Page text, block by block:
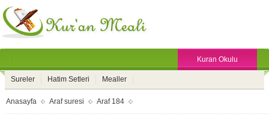
Kuran Okulu
Sureler Hatim Setleri Mealler
Anasayfa Araf suresi Araf 184